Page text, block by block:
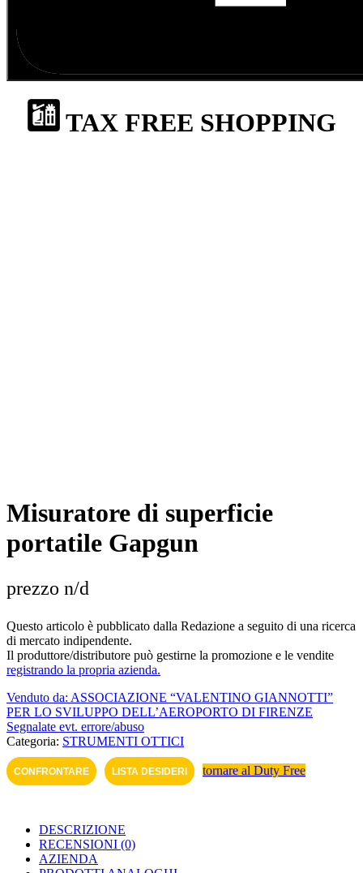
TAX FREE SHOPPING
Misuratore di superficie
portatile Gapgun
prezzo n/d
Questo articolo è pubblicato dalla Redazione a seguito di una ricerca
di mercato indipendente.
Il produttore/distributore può gestirne la promozione e le vendite
registrando la propria azienda.
Venduto da: ASSOCIAZIONE “VALENTINO GIANNOTTI”
PER LO SVILUPPO DELL’AEROPORTO DI FI­RENZE
Segnalate evt. errore/abuso
Categoria: STRUMENTI OTTICI
CONFRONTARE LISTA DESIDERI tornare al Duty Free
DESCRIZIONE
RECENSIONI (0)
AZIENDA